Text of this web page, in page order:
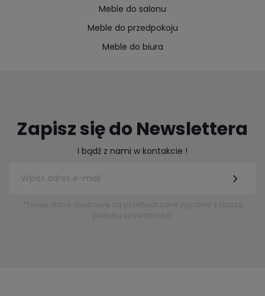
Meble do salonu
Meble do przedpokoju
Meble do biura
Zapisz się do Newslettera
I bądź z nami w kontakcie !